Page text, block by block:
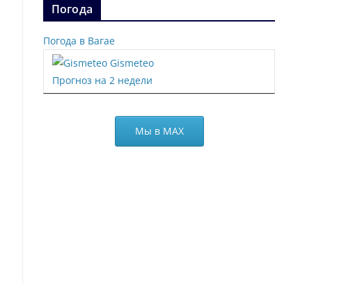
Погода
Погода в Вагае
Gismeteo
Прогноз на 2 недели
Мы в МАХ